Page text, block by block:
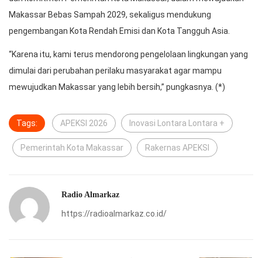
Makassar Bebas Sampah 2029, sekaligus mendukung
pengembangan Kota Rendah Emisi dan Kota Tangguh Asia.
“Karena itu, kami terus mendorong pengelolaan lingkungan yang
dimulai dari perubahan perilaku masyarakat agar mampu
mewujudkan Makassar yang lebih bersih,” pungkasnya. (*)
Tags: APEKSI 2026 Inovasi Lontara Lontara +
Pemerintah Kota Makassar Rakernas APEKSI
Radio Almarkaz
https://radioalmarkaz.co.id/